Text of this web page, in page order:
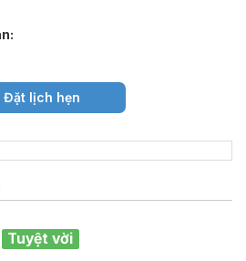
Đặt lịch hẹn
Tuyệt vời